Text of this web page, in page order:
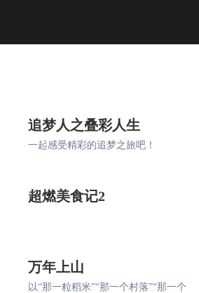
追梦人之叠彩人生
一起感受精彩的追梦之旅吧！
超燃美食记2
万年上山
以“那一粒稻米”“那一个村落”“那一个